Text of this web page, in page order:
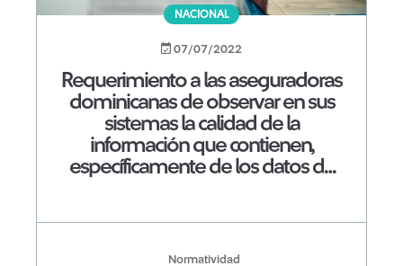
NACIONAL
07/07/2022
Requerimiento a las aseguradoras
dominicanas de observar en sus
sistemas la calidad de la
información que contienen,
específicamente de los datos de
Normatividad